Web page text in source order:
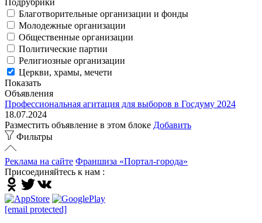
Благотворительные организации и фонды
Молодежные организации
Общественные организации
Политические партии
Религиозные организации
Церкви, храмы, мечети
Показать
Объявления
Профессиональная агитация для выборов в Госдуму 2024
18.07.2024
Разместить объявление в этом блоке Добавить
Фильтры
Реклама на сайте Франшиза «Портал-города»
Присоединяйтесь к нам :
[email protected]